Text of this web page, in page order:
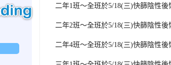
二年1班～全班於5/18(三)快篩陰性後
二年2班～全班於5/18(三)快篩陰性後
二年4班～全班於5/18(三)快篩陰性後